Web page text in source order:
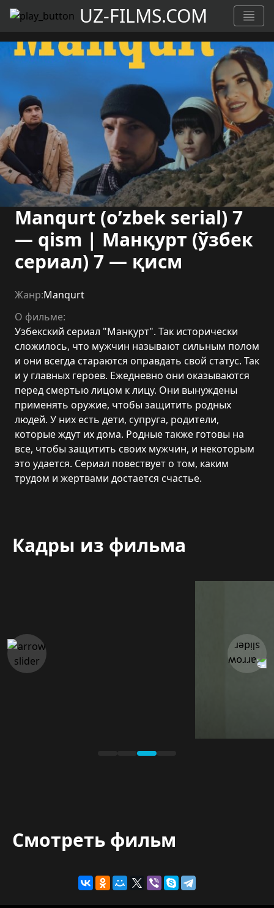
UZ-FILMS.COM
Manqurt (o’zbek serial) 7
— qism | Манқурт (ўзбек
сериал) 7 — қисм
Жанр:Manqurt
О фильме:
Узбекский сериал "Манқурт". Так исторически
сложилось, что мужчин называют сильным полом
и они всегда стараются оправдать свой статус. Так
и у главных героев. Ежедневно они оказываются
перед смертью лицом к лицу. Они вынуждены
применять оружие, чтобы защитить родных
людей. У них есть дети, супруга, родители,
которые ждут их дома. Родные также готовы на
все, чтобы защитить своих мужчин, и некоторым
это удается. Сериал повествует о том, каким
трудом и жертвами достается счастье.
Кадры из фильма
Смотреть фильм